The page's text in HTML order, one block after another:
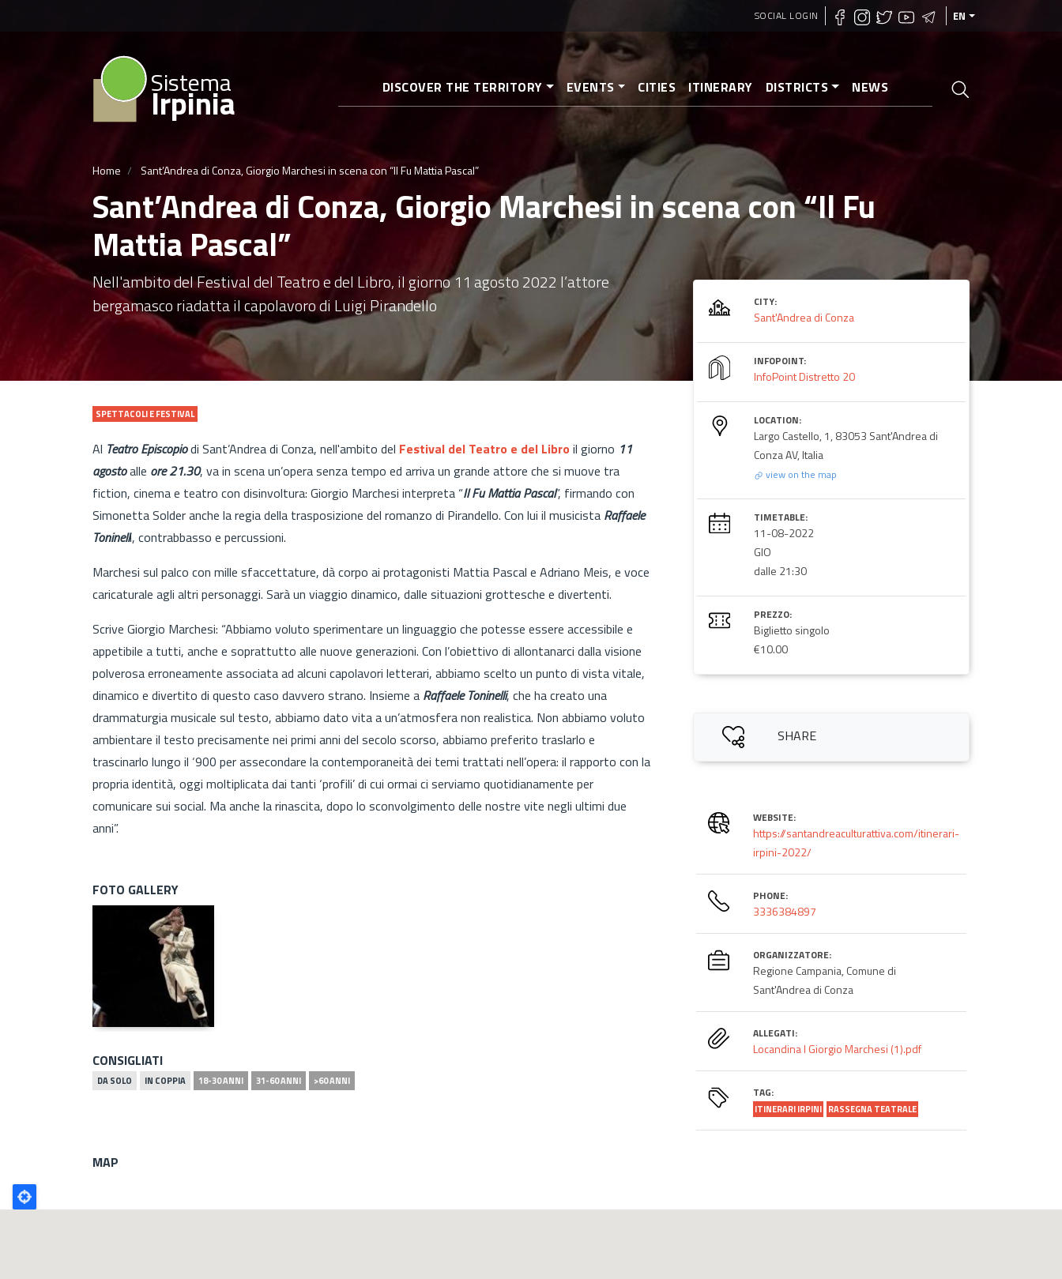
content
SOCIAL LOGIN EN
Sistema
Irpinia DISCOVER THE TERRITORY EVENTS CITIES ITINERARY DISTRICTS NEWS
Home Sant’Andrea di Conza, Giorgio Marchesi in scena con “Il Fu Mattia Pascal”
Sant’Andrea di Conza, Giorgio Marchesi in scena con “Il Fu
Mattia Pascal”
Nell'ambito del Festival del Teatro e del Libro, il giorno 11 agosto 2022 l’attore
bergamasco riadatta il capolavoro di Luigi Pirandello
SPETTACOLI E FESTIVAL
Al Teatro Episcopiodi Sant’Andrea di Conza, nell'ambito del Festival del Teatro e del Libro il giorno 11
agostoalle ore 21.30, va in scena un’opera senza tempo ed arriva un grande attore che si muove tra
fiction, cinema e teatro con disinvoltura: Giorgio Marchesi interpreta “Il Fu Mattia Pascal”, firmando con
Simonetta Solder anche la regia della trasposizione del romanzo di Pirandello. Con lui il musicista Raffaele
Toninelli, contrabbasso e percussioni.
Marchesi sul palco con mille sfaccettature, dà corpo ai protagonisti Mattia Pascal e Adriano Meis, e voce
caricaturale agli altri personaggi. Sarà un viaggio dinamico, dalle situazioni grottesche e divertenti.
Scrive Giorgio Marchesi: “Abbiamo voluto sperimentare un linguaggio che potesse essere accessibile e
appetibile a tutti, anche e soprattutto alle nuove generazioni. Con l’obiettivo di allontanarci dalla visione
polverosa erroneamente associata ad alcuni capolavori letterari, abbiamo scelto un punto di vista vitale,
dinamico e divertito di questo caso davvero strano. Insieme a Raffaele Toninelli, che ha creato una
drammaturgia musicale sul testo, abbiamo dato vita a un’atmosfera non realistica. Non abbiamo voluto
ambientare il testo precisamente nei primi anni del secolo scorso, abbiamo preferito traslarlo e
trascinarlo lungo il ‘900 per assecondare la contemporaneità dei temi trattati nell’opera: il rapporto con la
propria identità, oggi moltiplicata dai tanti ‘profili’ di cui ormai ci serviamo quotidianamente per
comunicare sui social. Ma anche la rinascita, dopo lo sconvolgimento delle nostre vite negli ultimi due
anni”.
FOTO GALLERY
CONSIGLIATI
DA SOLO IN COPPIA 18-30 ANNI 31-60 ANNI >60 ANNI
CITY:
Sant'Andrea di Conza
INFOPOINT:
InfoPoint Distretto 20
LOCATION:
Largo Castello, 1, 83053 Sant'Andrea di
Conza AV, Italia
view on the map
TIMETABLE:
11-08-2022
GIO
dalle 21:30
PREZZO:
Biglietto singolo
€10.00
SHARE
WEBSITE:
https://santandreaculturattiva.com/itinerari-
irpini-2022/
PHONE:
3336384897
ORGANIZZATORE:
Regione Campania, Comune di
Sant'Andrea di Conza
ALLEGATI:
Locandina I Giorgio Marchesi (1).pdf
TAG:
ITINERARI IRPINI RASSEGNA TEATRALE
MAP
Poligono
GEO